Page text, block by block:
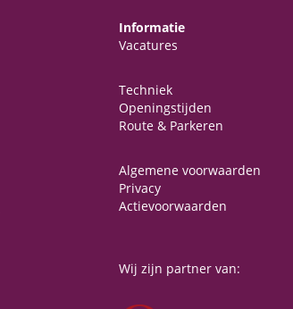
Informatie
Vacatures
Techniek
Openingstijden
Route & Parkeren
Algemene voorwaarden
Privacy
Actievoorwaarden
Wij zijn partner van: